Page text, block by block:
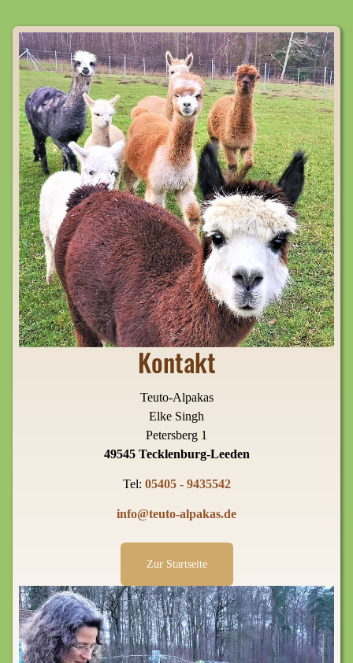
Kontakt
Teuto-Alpakas
Elke Singh
Petersberg 1
49545 Tecklenburg-Leeden
Tel: 05405 - 9435542
info@teuto-alpakas.de
Zur Startseite